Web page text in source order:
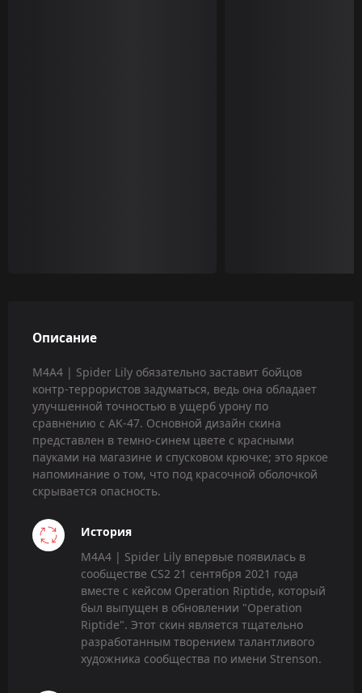
Описание
M4A4 | Spider Lily обязательно заставит бойцов
контр-террористов задуматься, ведь она обладает
улучшенной точностью в ущерб урону по
сравнению с AK-47. Основной дизайн скина
представлен в темно-синем цвете с красными
пауками на магазине и спусковом крючке; это яркое
напоминание о том, что под красочной оболочкой
скрывается опасность.
История
M4A4 | Spider Lily впервые появилась в
сообществе CS2 21 сентября 2021 года
вместе с кейсом Operation Riptide, который
был выпущен в обновлении "Operation
Riptide". Этот скин является тщательно
разработанным творением талантливого
художника сообщества по имени Strenson.